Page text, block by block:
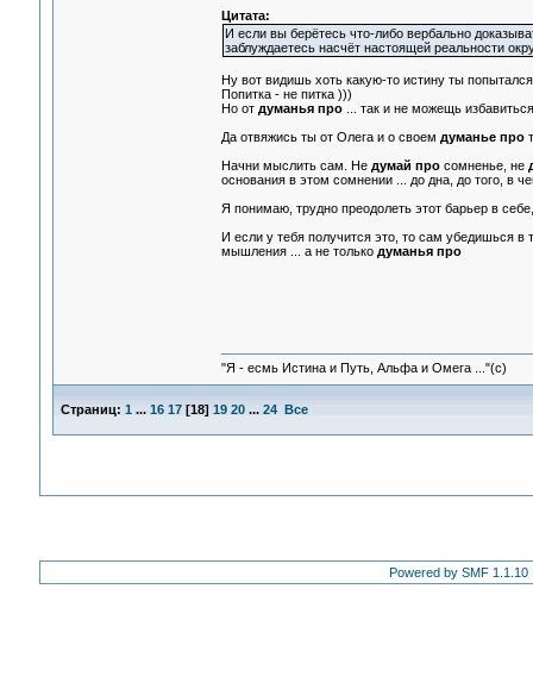
Цитата:
И если вы берётесь что-либо вербально
заблуждаетесь насчёт настоящей реальности
Ну вот видишь хоть какую-то истину ты
Попитка - не питка )))
Но от думанья про... так и не можещь
Да отвяжись ты от Олега и о своем думанье про
Начни мыслить сам. Не думай просомненье, не
основания в этом сомнении ... до дна, до того, в
Я понимаю, трудно преодолеть этот барьер в
И если у тебя получится это, то сам убедишься в
мышления ... а не только думанья про
"Я - есмь Истина и Путь, Альфа и Омега ..."(с)
Страниц: 1 ... 16 17[18] 19 20 ... 24 Все
Powered by SMF 1.1.10